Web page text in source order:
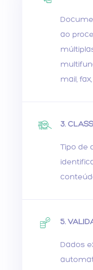
ao
mail,
3.
Tipo de
5.
Dados